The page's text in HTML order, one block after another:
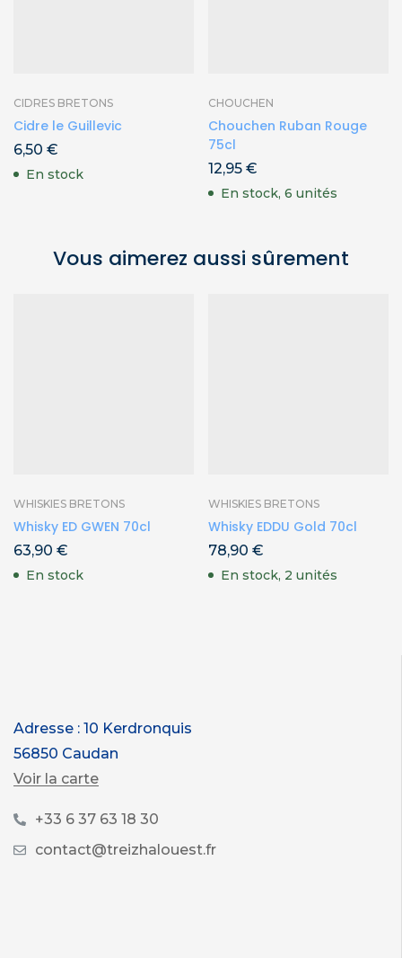
CIDRES BRETONS
Cidre le Guillevic
6,50 €
En stock
CHOUCHEN
Chouchen Ruban Rouge
75cl
12,95 €
En stock, 6 unités
Vous aimerez aussi sûrement
WHISKIES BRETONS
Whisky ED GWEN 70cl
63,90 €
En stock
WHISKIES BRETONS
Whisky EDDU Gold 70cl
78,90 €
En stock, 2 unités
Adresse : 10 Kerdronquis
56850 Caudan
Voir la carte
+33 6 37 63 18 30
contact@treizhalouest.fr